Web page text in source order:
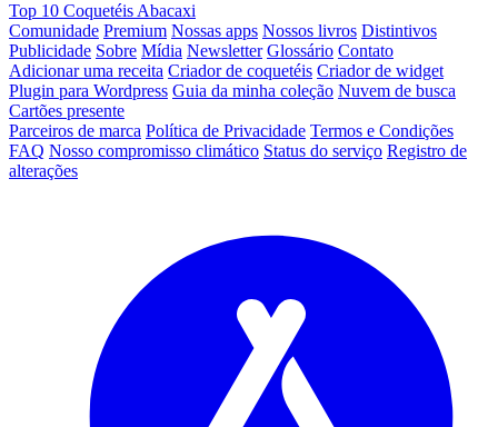
Top 10 Coquetéis Abacaxi
Comunidade Premium Nossas apps Nossos livros Distintivos
Publicidade Sobre Mídia Newsletter Glossário Contato
Adicionar uma receita Criador de coquetéis Criador de widget
Plugin para Wordpress Guia da minha coleção Nuvem de busca
Cartões presente
Parceiros de marca Política de Privacidade Termos e Condições
FAQ Nosso compromisso climático Status do serviço Registro de
alterações